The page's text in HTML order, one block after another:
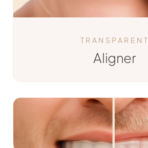
TRANSPARENT
Aligner